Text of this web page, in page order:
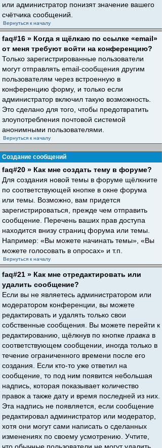
или администратор понизят значение вашего
счётчика сообщений.
Вернуться к началу
faq#16 » Когда я щёлкаю по ссылке «email»
от меня требуют войти на конференцию?
Только зарегистрированные пользователи
могут отправлять email-сообщения другим
пользователям через встроенную в
конференцию форму, и только если
администратор включил такую возможность.
Это сделано для того, чтобы предотвратить
злоупотребления почтовой системой
анонимными пользователями.
Вернуться к началу
Создание сообщений
faq#20 » Как мне создать тему в форуме?
Для создания новой темы в форуме щёлкните
по соответствующей кнопке в окне форума
или темы. Возможно, вам придется
зарегистрироваться, прежде чем отправить
сообщение. Перечень ваших прав доступа
находится внизу страниц форума или темы.
Например: «Вы можете начинать темы», «Вы
можете голосовать в опросах» и т.п.
Вернуться к началу
faq#21 » Как мне отредактировать или
удалить сообщение?
Если вы не являетесь администратором или
модератором конференции, вы можете
редактировать и удалять только свои
собственные сообщения. Вы можете перейти к
редактированию, щёлкнув по кнопке правка в
соответствующем сообщении, иногда только в
течение ограниченного времени после его
создания. Если кто-то уже ответил на
сообщение, то под ним появится небольшая
надпись, которая показывает количество
правок а также дату и время последней из них.
Эта надпись не появляется, если сообщение
редактировал администратор или модератор,
хотя они могут сами написать о сделанных
изменениях по своему усмотрению. Учтите,